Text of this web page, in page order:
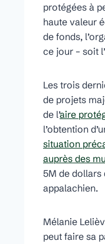
protégées à
haute valeur
de fonds,
ce jour – soit
Les trois
de projets
de l’aire
l’obtention
situation
auprès des
5M de dollars
appalachien.
Mélanie
peut faire sa